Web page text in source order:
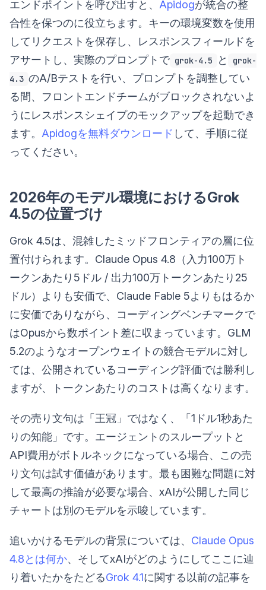
エンドポイントを呼び出すと、 Apidogが統合の整
合性を保つのに役立ちます。キーの環境変数を使用
してリクエストを保存し、レスポンスフィールドを
アサートし、実際のプロンプトで grok-4.5 と
grok-
4.3 のA/Bテストを行い、プロンプトを調整してい
る間、フロントエンドチームがブロックされないよ
うにレスポンスシェイプのモックアップを起動でき
ます。 Apidogを無料ダウンロード して、手順に従
ってください。
2026年のモデル環境におけるGrok
4.5の位置づけ
Grok 4.5は、混雑したミッドフロンティアの層に位
置付けられます。Claude Opus 4.8（入力100万ト
ークンあたり5ドル / 出力100万トークンあたり25
ドル）よりも安価で、Claude Fable 5よりもはるか
に安価でありながら、コーディングベンチマークで
はOpusから数ポイント差に収まっています。GLM
5.2のようなオープンウェイトの競合モデルに対し
ては、公開されているコーディング評価では勝利し
ますが、トークンあたりのコストは高くなります。
その売り文句は「王冠」ではなく、「1ドル1秒あた
りの知能」です。エージェントのスループットと
API費用がボトルネックになっている場合、この売
り文句は試す価値があります。最も困難な問題に対
して最高の推論が必要な場合、xAIが公開した同じ
チャートは別のモデルを示唆しています。
追いかけるモデルの背景については、 Claude Opus
4.8とは何か、そしてxAIがどのようにしてここに辿
り着いたかをたどるGrok 4.1に関する以前の記事を